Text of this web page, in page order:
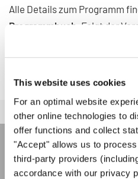
This website uses cookies
For an optimal website
other online technologies to
offer functions and collect
"Accept" allows us to
third-party providers
accordance with our privacy
Alle Details zum Programm
Programmbuch . Folgt der
für
Stories!
INTERKULTUR